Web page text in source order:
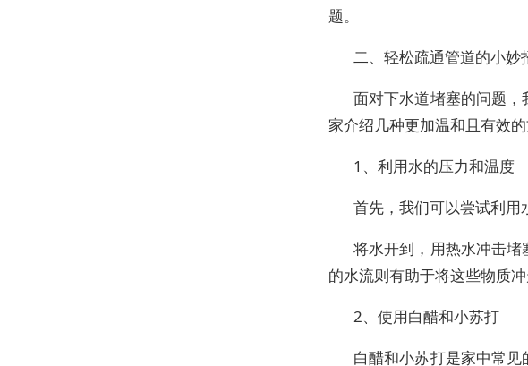
题。
二、轻松疏通管道的小妙
面对下水道堵塞的问题
家介绍几种更加温和且有效的
1、利用水的压力和温度
首先，我们可以尝试利用
将水开到，用热水冲击
的水流则有助于将这些物质冲
2、使用白醋和小苏打
白醋和小苏打是家中常